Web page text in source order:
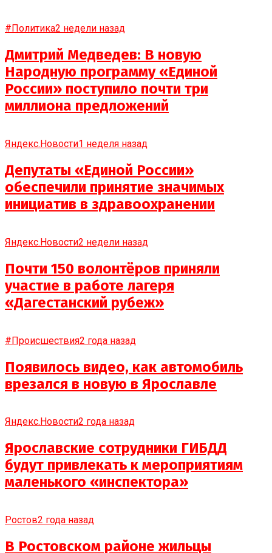
#Политика2 недели назад
Дмитрий Медведев: В новую
Народную программу «Единой
России» поступило почти три
миллиона предложений
Яндекс.Новости1 неделя назад
Депутаты «Единой России»
обеспечили принятие значимых
инициатив в здравоохранении
Яндекс.Новости2 недели назад
Почти 150 волонтёров приняли
участие в работе лагеря
«Дагестанский рубеж»
#Происшествия2 года назад
Появилось видео, как автомобиль
врезался в новую в Ярославле
Яндекс.Новости2 года назад
Ярославские сотрудники ГИБДД
будут привлекать к мероприятиям
маленького «инспектора»
Ростов2 года назад
В Ростовском районе жильцы